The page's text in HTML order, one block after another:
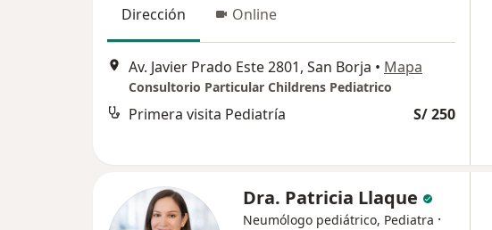
Dirección Online
Av. Javier Prado Este 2801, San Borja • Mapa
Consultorio Particular Childrens Pediatrico
Primera visita Pediatría S/ 250
Dra. Patricia Llaque
Neumólogo pediátrico, Pediatra ·